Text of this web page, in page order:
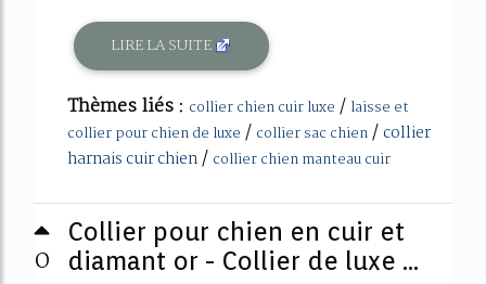
LIRE LA SUITE
Thèmes liés : collier chien cuir luxe / laisse et
collier pour chien de luxe / collier sac chien/ collier
harnais cuir chien/ collier chien manteau cuir
0
Collier pour chien en cuir et
diamant or - Collier de luxe ...